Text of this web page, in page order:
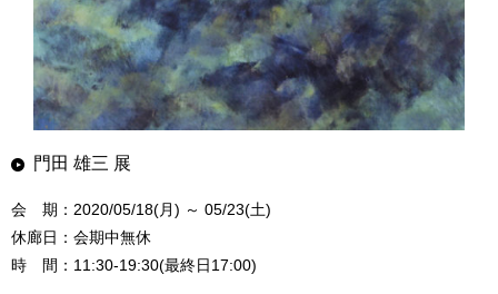
門田 雄三 展
会 期：2020/05/18(月) ～ 05/23(土)
休廊日：会期中無休
時 間：11:30-19:30(最終日17:00)